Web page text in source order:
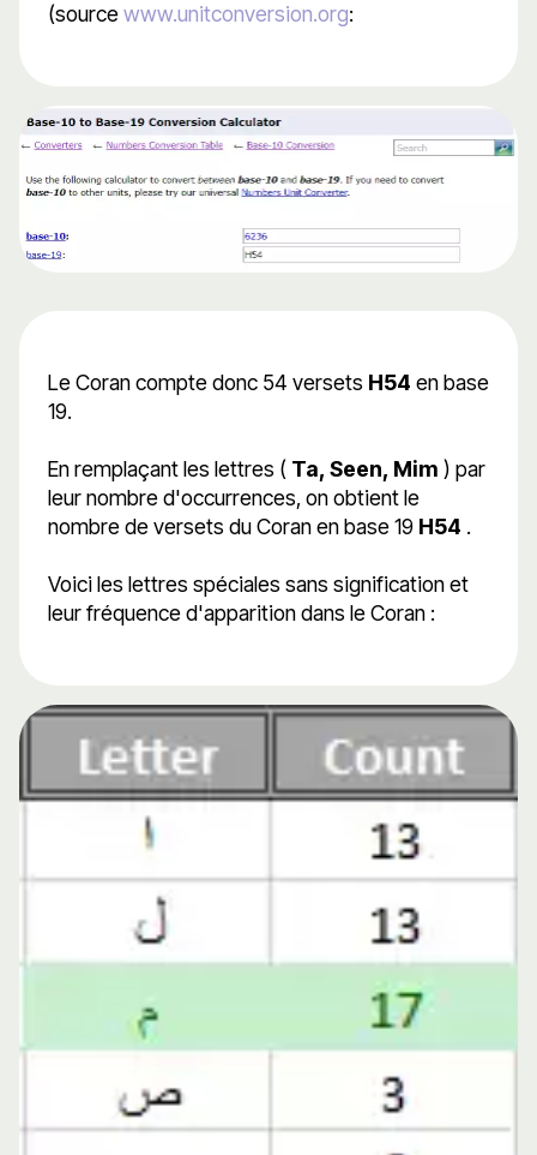
(sourcewww.unitconversion.org:
Le Coran compte donc 54 versets H54 en base
19.
En remplaçant les lettres ( Ta, Seen, Mim ) par
leur nombre d'occurrences, on obtient le
nombre de versets du Coran en base 19 H54 .
Voici les lettres spéciales sans signification et
leur fréquence d'apparition dans le Coran :